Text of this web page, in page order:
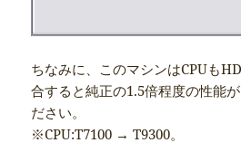
ちなみに、このマシンはCPUも
合すると純正の1.5倍程度の性能
ださい。
※CPU:T7100 → T9300。